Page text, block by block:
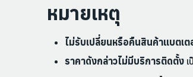
หมายเหตุ
ไม่รับเปลี่ยนหรือคืนสินค้าแบตเ
ราคาดังกล่าวไม่มีบริการติดตั้ง